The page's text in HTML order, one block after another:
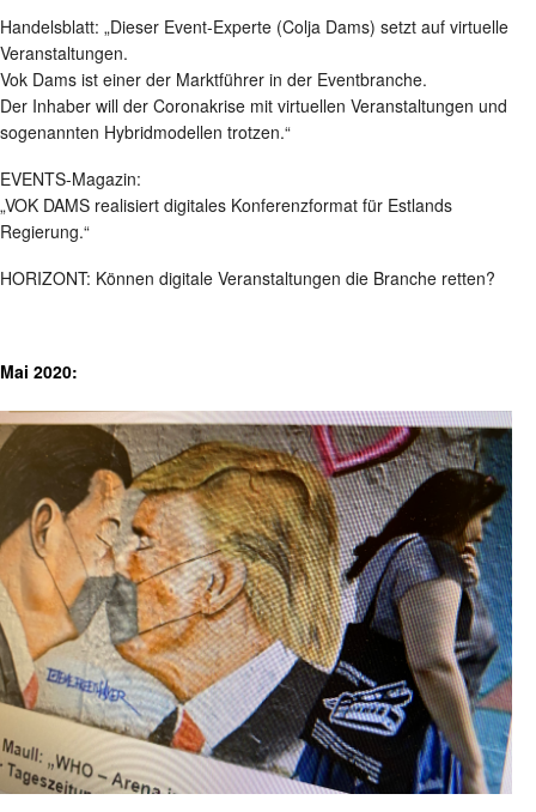
Handelsblatt: „Dieser Event-Experte (Colja Dams) setzt auf virtuelle
Veranstaltungen.
Vok Dams ist einer der Marktführer in der Eventbranche.
Der Inhaber will der Coronakrise mit virtuellen Veranstaltungen und
sogenannten Hybridmodellen trotzen.“
EVENTS-Magazin:
„VOK DAMS realisiert digitales Konferenzformat für Estlands
Regierung.“
HORIZONT: Können digitale Veranstaltungen die Branche retten?
Mai 2020: